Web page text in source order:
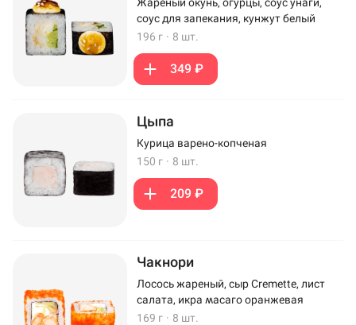
Жареный окунь, огурцы, соус унаги,
соус для запекания, кунжут белый
196 г · 8 шт.
349 ₽
Цыпа
Курица варено-копченая
150 г · 8 шт.
209 ₽
Чакнори
Лосось жареный, сыр Cremette, лист
салата, икра масаго оранжевая
169 г · 8 шт.